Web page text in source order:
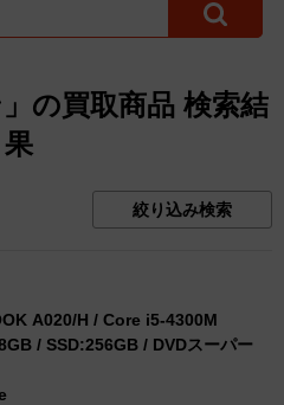
の買取商品 検索結
果
絞り込み検索
/ SSD:256GB / DVDスーパー